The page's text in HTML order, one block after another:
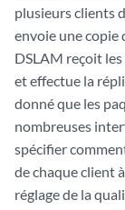
plusieurs clients
envoie une copie
DSLAM reçoit
et effectue la
donné que les
nombreuses
spécifier
de chaque client
réglage de la